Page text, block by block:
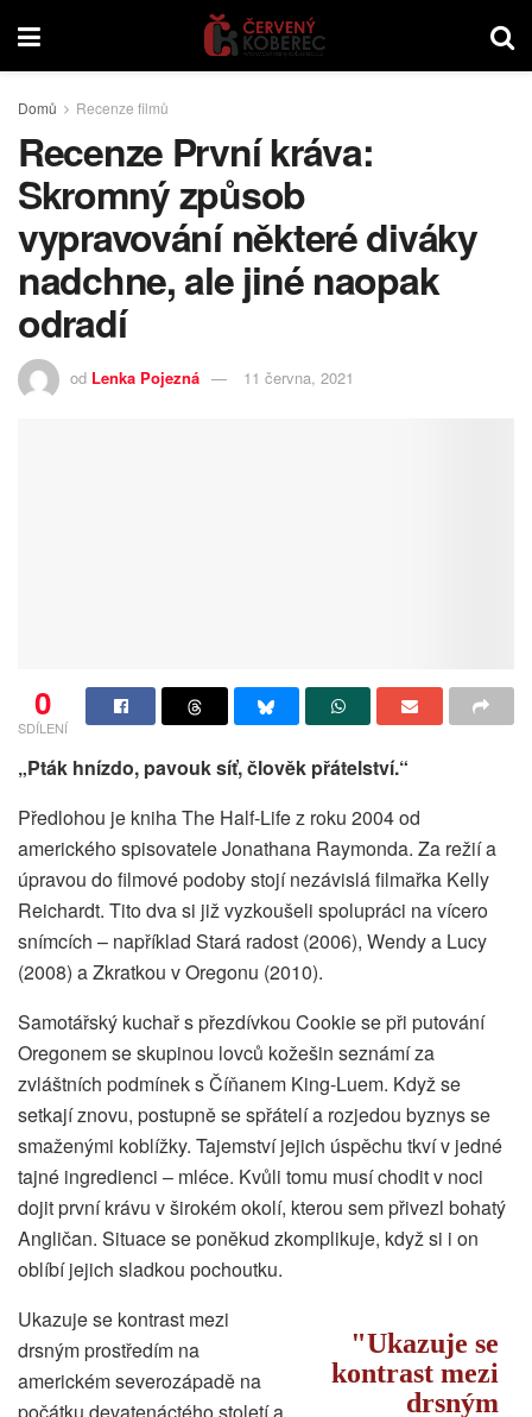
Domů Recenze filmů
Recenze První kráva:
Skromný způsob
vypravování některé diváky
nadchne, ale jiné naopak
odradí
od Lenka Pojezná 11 června, 2021
0
SDÍLENÍ
„Pták hnízdo, pavouk síť, člověk přátelství.“
Předlohou je kniha The Half-Life z roku 2004 od
amerického spisovatele Jonathana Raymonda. Za režií a
úpravou do filmové podoby stojí nezávislá filmařka Kelly
Reichardt. Tito dva si již vyzkoušeli spolupráci na vícero
snímcích – například Stará radost (2006), Wendy a Lucy
(2008) a Zkratkou v Oregonu (2010).
Samotářský kuchař s přezdívkou Cookie se při putování
Oregonem se skupinou lovců kožešin seznámí za
zvláštních podmínek s Číňanem King-Luem. Když se
setkají znovu, postupně se spřátelí a rozjedou byznys se
smaženými koblížky. Tajemství jejich úspěchu tkví v jedné
tajné ingredienci – mléce. Kvůli tomu musí chodit v noci
dojit první krávu v širokém okolí, kterou sem přivezl bohatý
Angličan. Situace se poněkud zkomplikuje, když si i on
oblíbí jejich sladkou pochoutku.
Ukazuje se
kontrast mezi
drsným
Ukazuje se kontrast mezi
drsným prostředím na
americkém severozápadě na